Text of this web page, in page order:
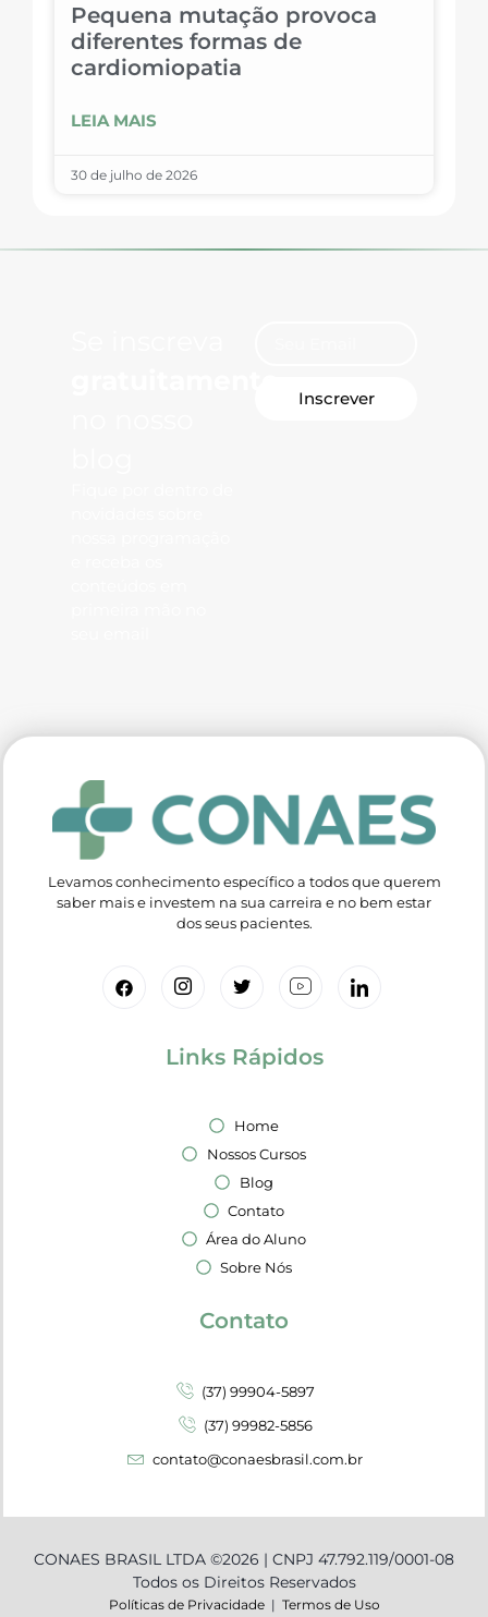
Pequena mutação provoca
diferentes formas de
cardiomiopatia
LEIA MAIS
30 de julho de 2026
Inscrever
Levamos conhecimento específico a todos que querem
saber mais e investem na sua carreira e no bem estar
dos seus pacientes.
Links Rápidos
Home
Nossos Cursos
Blog
Contato
Área do Aluno
Sobre Nós
Contato
(37) 99904-5897
(37) 99982-5856
contato@conaesbrasil.com.br
CONAES BRASIL LTDA ©2026 | CNPJ 47.792.119/0001-08
Todos os Direitos Reservados
Políticas de Privacidade| Termos de Uso